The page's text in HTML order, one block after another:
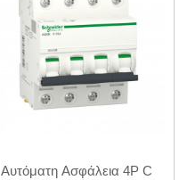
Αυτόματη Ασφάλεια 4P C